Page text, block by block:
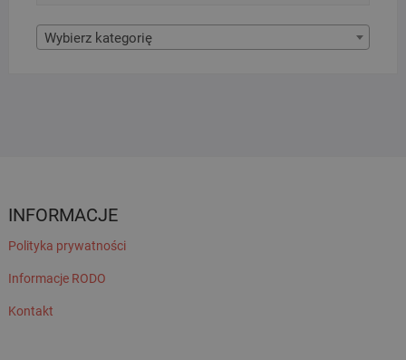
Wybierz kategorię
INFORMACJE
Polityka prywatności
Informacje RODO
Kontakt